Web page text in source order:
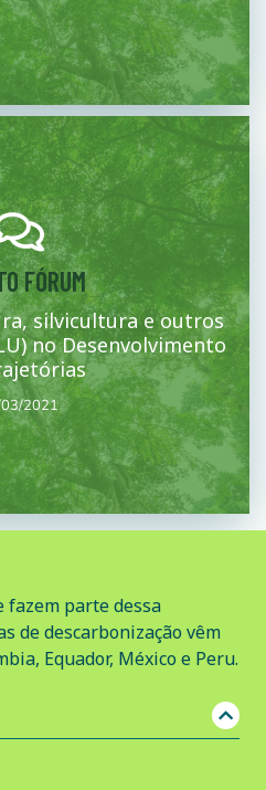
FÓRUM
silvicultura e outros
no Desenvolvimento
2021
2021
da nota conceitual para os
e regiões.
fazem parte dessa
de descarbonização vêm
Equador, México e Peru.